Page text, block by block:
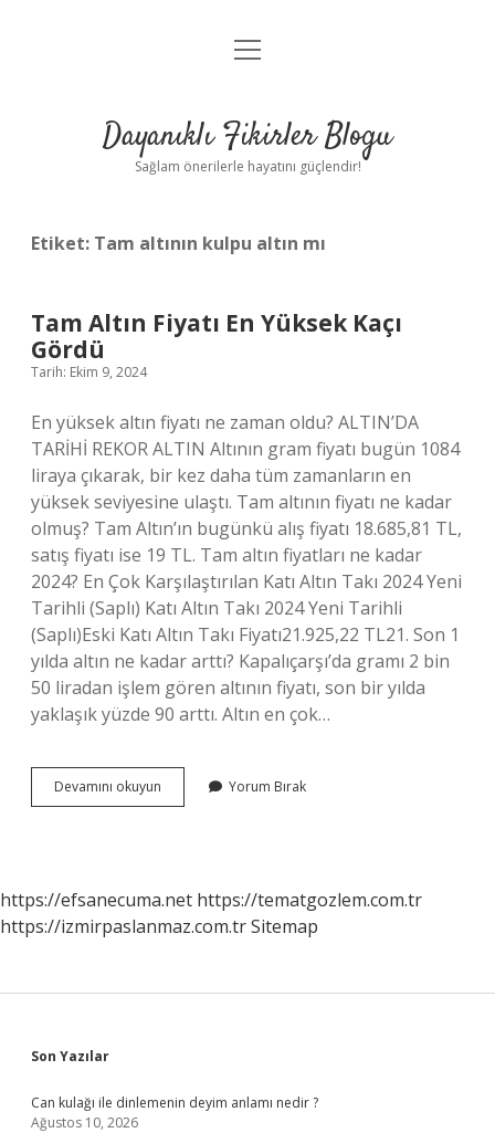
Anasayfa
Yasal Uyarı
menüyü
Dayanıklı Fikirler Blogu
Sağlam önerilerle hayatını güçlendir!
Etiket: Tam altının kulpu altın mı
Tam Altın Fiyatı En Yüksek Kaçı
Gördü
Tarih: Ekim 9, 2024
En yüksek altın fiyatı ne zaman oldu? ALTIN’DA
TARİHİ REKOR ALTIN ​​Altının gram fiyatı bugün 1084
liraya çıkarak, bir kez daha tüm zamanların en
yüksek seviyesine ulaştı. Tam altının fiyatı ne kadar
olmuş? Tam Altın’ın bugünkü alış fiyatı 18.685,81 TL,
satış fiyatı ise 19 TL. Tam altın fiyatları ne kadar
2024? En Çok Karşılaştırılan Katı Altın Takı 2024 Yeni
Tarihli (Saplı) Katı Altın Takı 2024 Yeni Tarihli
(Saplı)Eski Katı Altın Takı Fiyatı21.925,22 TL21. Son 1
yılda altın ne kadar arttı? Kapalıçarşı’da gramı 2 bin
50 liradan işlem gören altının fiyatı, son bir yılda
yaklaşık yüzde 90 arttı. Altın en çok…
Devamını okuyun
Altın
Gördü
Yorum Bırak
https://efsanecuma.net https://tematgozlem.com.tr
https://izmirpaslanmaz.com.trSitemap
Sidebar
Son Yazılar
Can kulağı ile dinlemenin deyim anlamı nedir ?
Ağustos 10, 2026